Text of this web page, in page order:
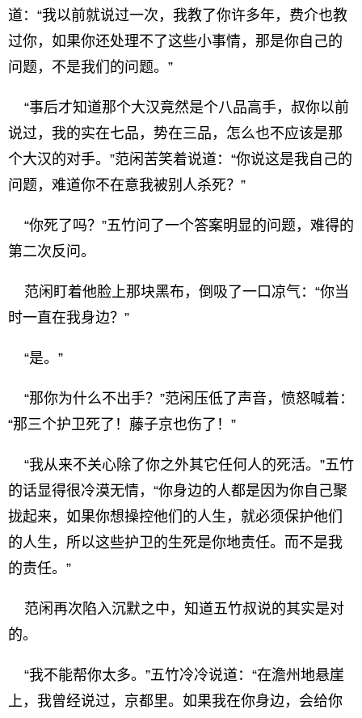
道：“我以前就说过一次，我教了你许多年，费介也教
过你，如果你还处理不了这些小事情，那是你自己的
问题，不是我们的问题。”
“事后才知道那个大汉竟然是个八品高手，叔你以前
说过，我的实在七品，势在三品，怎么也不应该是那
个大汉的对手。”范闲苦笑着说道：“你说这是我自己的
问题，难道你不在意我被别人杀死？”
“你死了吗？”五竹问了一个答案明显的问题，难得的
第二次反问。
范闲盯着他脸上那块黑布，倒吸了一口凉气：“你当
时一直在我身边？”
“是。”
“那你为什么不出手？”范闲压低了声音，愤怒喊着：
“那三个护卫死了！藤子京也伤了！”
“我从来不关心除了你之外其它任何人的死活。”五竹
的话显得很冷漠无情，“你身边的人都是因为你自己聚
拢起来，如果你想操控他们的人生，就必须保护他们
的人生，所以这些护卫的生死是你地责任。而不是我
的责任。”
范闲再次陷入沉默之中，知道五竹叔说的其实是对
的。
“我不能帮你太多。”五竹冷冷说道：“在澹州地悬崖
上，我曾经说过，京都里。如果我在你身边，会给你